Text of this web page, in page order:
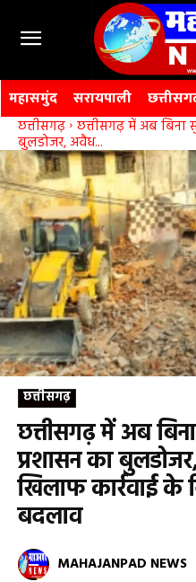
महासमुंद सरायपाली
छत्तीसगढ़ छत्तीसगढ़ में अब बिना
बुलडोजर, अवैध...
छत्तीसगढ़
छत्तीसगढ़ में अब
प्रशासन का
खिलाफ कार्रवाई के
बदलाव
MAHAJANPAD NEWS